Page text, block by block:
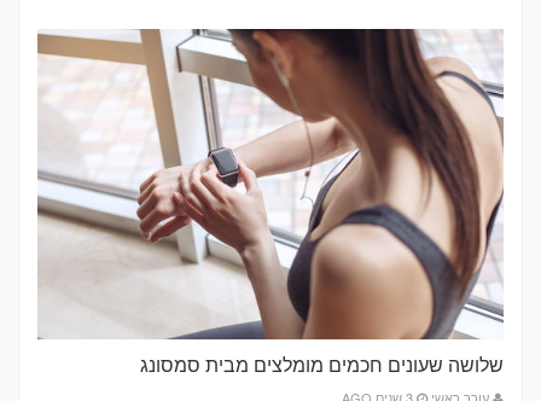
שלושה שעונים חכמים מומלצים מבית סמסונג